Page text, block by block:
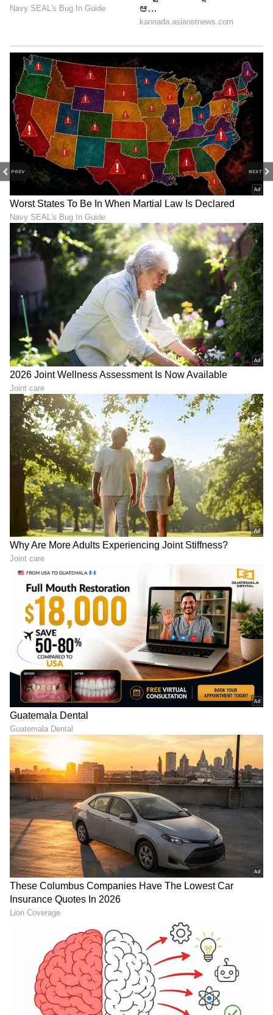
PREV NEXT
ನಡೆಯಬೇಕು. ಈ ಇಡೀ ರಸ್ತೆ ಸುರಕ್ಷತೆ ಮತ್ತು ಆರೋಗ್ಯದ
ದೃಷ್ಟಿಯಿಂದ ಅತ್ಯಂತ ಅಪಾಯಕಾರಿಯಾಗಿದೆ.
ನಂತರ ತ್ಯಾಜ್ಯವನ್ನು ರಸ್ತೆ ಬದಿಯಲ್ಲೇ ಸುರಿಯಲಾಗಿದೆ, ಮಳೆ
ಬಂದಾಗ ಅದು ರಸ್ತೆಯುದ್ದಕ್ಕೂ ಹರಡುತ್ತದೆ' ಎಂದು
ಪ್ರಯಾಣಿಕರೊಬ್ಬರು ಹೇಳಿದ್ದಾರೆ. 'ಜನರಲ್ಲಿ ನಾಗರಿಕ ಪ್ರಜ್ಞೆಯ
ಕೊರತೆ ಮತ್ತು ಅಧಿಕಾರಿಗಳ ಸಂಪೂರ್ಣ ನಿರ್ಲಕ್ಷ್ಯವೇ ಸಿಲ್ಕ್
ಬೋರ್ಡ್ ಜಂಕ್ಷನ್ ಇಂದಿನ ಈ ದುಸ್ಥಿತಿಗೆ ತಲುಪಲು ಕಾರಣ..'
ಎಂದು ಟೆಕ್ಕಿಯೊಬ್ಬರು ದೂಷಿಸಿದ್ದಾರೆ.
View post on Instagram